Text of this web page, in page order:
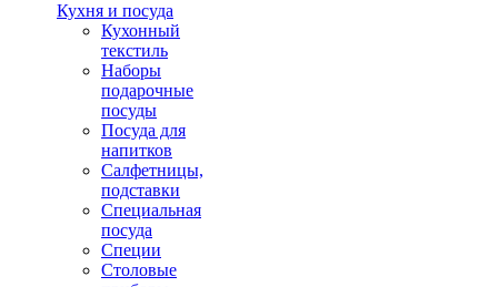
Кухня и посуда
Кухонный
текстиль
Наборы
подарочные
посуды
Посуда для
напитков
Салфетницы,
подставки
Специальная
посуда
Специи
Столовые